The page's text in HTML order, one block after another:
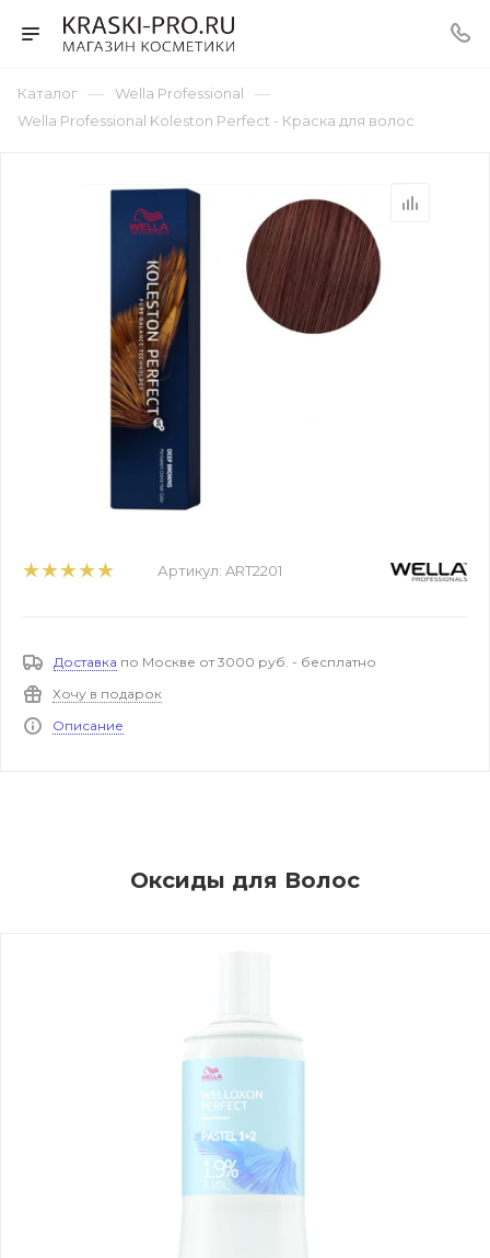
Каталог — Wella Professional —
Wella Professional Koleston Perfect - Краска для волос
Артикул: ART2201
Доставка по Москве от 3000 руб. - бесплатно
Хочу в подарок
Описание
Оксиды для Волос